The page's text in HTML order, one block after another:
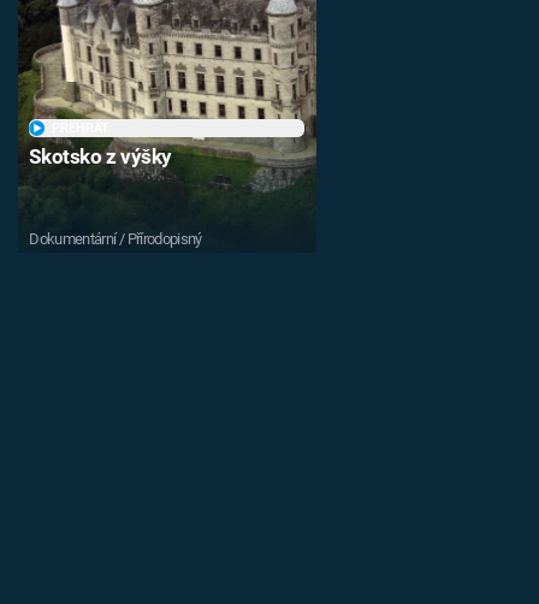
Skotsko z výšky
Dokumentární / Přírodopisný